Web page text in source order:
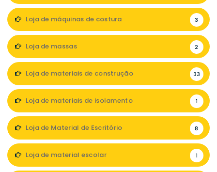
Loja de máquinas de costura 3
Loja de massas 2
Loja de materiais de construção 33
Loja de materiais de isolamento 1
Loja de Material de Escritório 8
Loja de material escolar 1